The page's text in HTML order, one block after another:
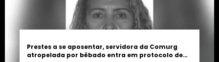
Prestes a se aposentar, servidora da Comurg
atropelada por bêbado entra em protocolo de